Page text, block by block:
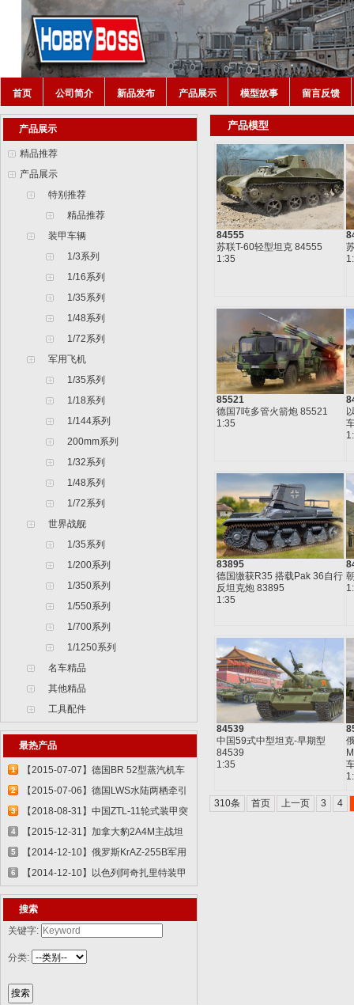
首页 公司简介 新品发布 产品展示 模型故事 留言反馈
产品展示
精品推荐
产品展示
特别推荐
精品推荐
装甲车辆
1/3系列
1/16系列
1/35系列
1/48系列
1/72系列
军用飞机
1/35系列
1/18系列
1/144系列
200mm系列
1/32系列
1/48系列
1/72系列
世界战舰
1/35系列
1/200系列
1/350系列
1/550系列
1/700系列
1/1250系列
名车精品
其他精品
工具配件
最热产品
1
【2015-07-07】德国BR 52型蒸汽机车
829...
2
【2015-07-06】德国LWS水陆两栖牵引
车 82...
3
【2018-08-31】中国ZTL-11轮式装甲突
击车 ...
4
【2015-12-31】加拿大豹2A4M主战坦
克 8386...
5
【2014-12-10】俄罗斯KrAZ-255B军用
卡车85...
6
【2014-12-10】以色列阿奇扎里特装甲
运兵...
搜索
关键字:
分类:
产品模型
84555
苏联T-60轻型坦克 84555
1:35
85521
德国7吨多管火箭炮 85521
1:35
83895
德国缴获R35 搭载Pak 36自行
反坦克炮 83895
1:35
84539
中国59式中型坦克-早期型
84539
1:35
310条 首页 上一页 3 4